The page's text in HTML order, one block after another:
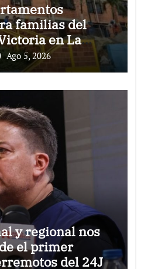
familias del
en La
Ago 5, 2026
y regional nos
el primer
del 24J